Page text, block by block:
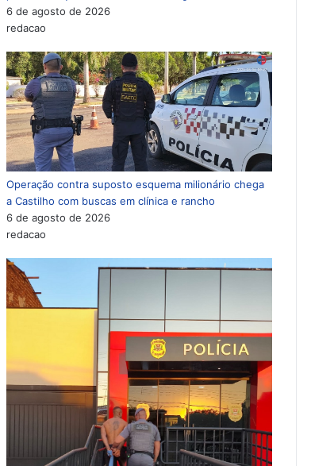
6 de agosto de 2026
redacao
Operação contra suposto esquema milionário chega
a Castilho com buscas em clínica e rancho
6 de agosto de 2026
redacao